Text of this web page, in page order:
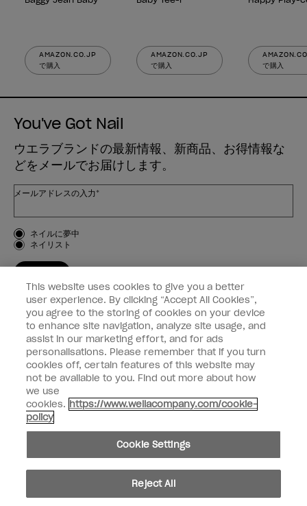
AMAZON.CO.JP
で購入
AMAZON.CO.JP
で購入
で購入
You've Got Nail
ウエラブランドの最新情報、新商品、お得情報な
どをメールでお届けします。
メールアドレスの入力*
お客様のタイプ
ネイルに夢中
ネイリスト
OPI
個人情報の取り扱い
facebookinstagram
個人情報を共有または販売しないでください
© Copyright 2024, Wella Operations US LLC, 無断複写・転載を禁じます。
This website uses cookies to give you a better
user experience. By clicking “Accept All Cookies”,
you agree to the storing of cookies on your device
to enhance site navigation, analyze site usage, and
assist in our marketing effort, and for ads
personalisations. Please remember that if you turn
cookies off, certain features of this website may
not be available to you. Find out more about how
we use
cookies. https://www.wellacompany.com/cookie-
policy
Cookie Settings
Reject All